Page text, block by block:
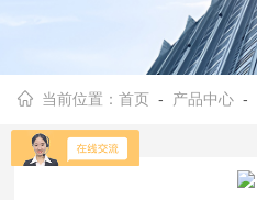
当前位置：首页 - 产品中心 -